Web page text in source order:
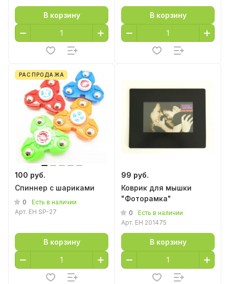
В корзину В корзину
РАСПРОДАЖА
100 руб.
Спиннер с шариками
0
Есть в наличии
Арт. EH SP-27
В корзину
99 руб.
Коврик для мышки
"Фоторамка"
0
Есть в наличии
Арт. EH 201475
В корзину